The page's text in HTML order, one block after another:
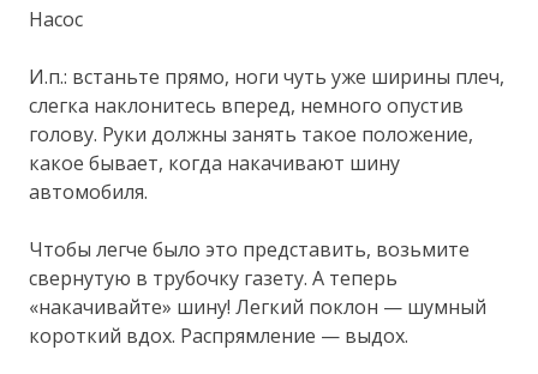
Насос
И.п.: встаньте прямо, ноги чуть уже ширины плеч,
слегка наклонитесь вперед, немного опустив
голову. Руки должны занять такое положение,
какое бывает, когда накачивают шину
автомобиля.
Чтобы легче было это представить, возьмите
свернутую в трубочку газету. А теперь
«накачивайте» шину! Легкий поклон — шумный
короткий вдох. Распрямление — выдох.